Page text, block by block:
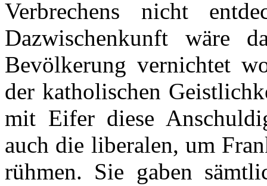
Verbrechens nicht
Dazwischenkunft wäre
Bevölkerung vernichtet
der katholischen
mit Eifer diese
auch die liberalen, um
rühmen. Sie gaben